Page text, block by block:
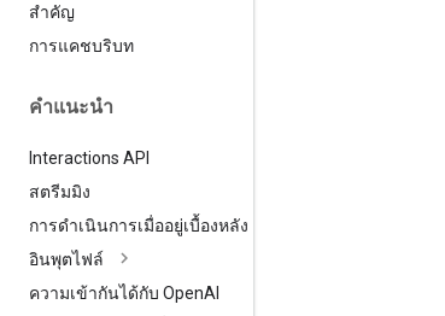
สำคัญ
การแคชบริบท
คำแนะนำ
Interactions API
สตรีมมิง
การดำเนินการเมื่ออยู่เบื้องหลัง
อินพุตไฟล์
ความเข้ากันได้กับ OpenAI